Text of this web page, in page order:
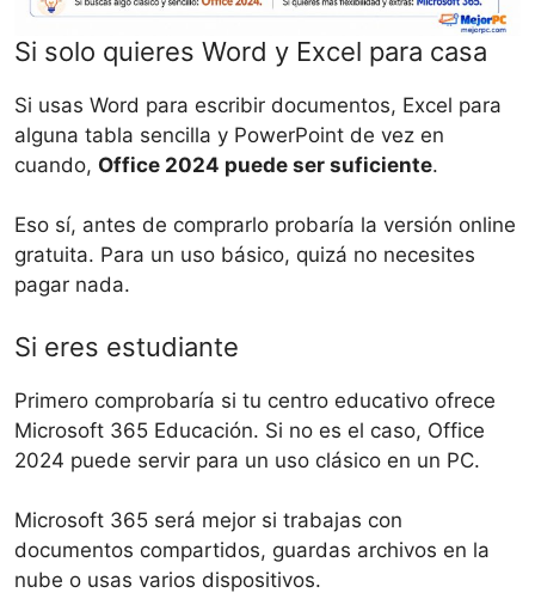
Si solo quieres Word y Excel para casa
Si usas Word para escribir documentos, Excel para
alguna tabla sencilla y PowerPoint de vez en
cuando, Office 2024 puede ser suficiente.
Eso sí, antes de comprarlo probaría la versión online
gratuita. Para un uso básico, quizá no necesites
pagar nada.
Si eres estudiante
Primero comprobaría si tu centro educativo ofrece
Microsoft 365 Educación. Si no es el caso, Office
2024 puede servir para un uso clásico en un PC.
Microsoft 365 será mejor si trabajas con
documentos compartidos, guardas archivos en la
nube o usas varios dispositivos.